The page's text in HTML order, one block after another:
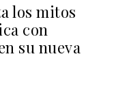
los mitos
con
su nueva